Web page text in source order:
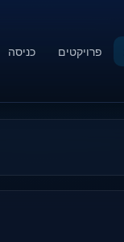
פרויקטים כניסה